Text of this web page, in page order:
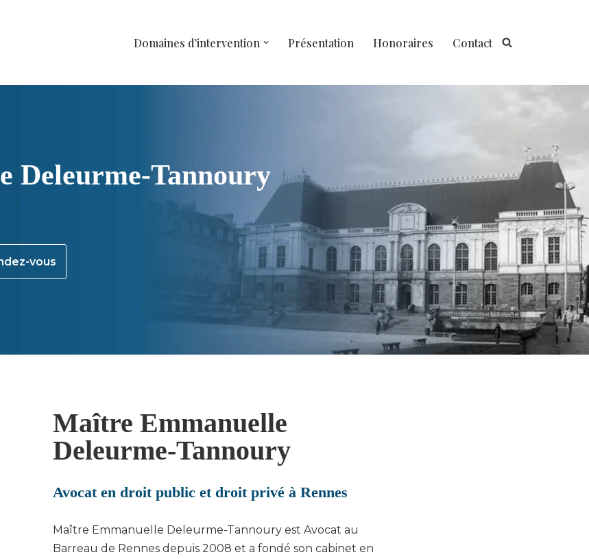
Domaines d’intervention Présentation Honoraires Contact
Deleurme-Tannoury
vous
Maître Emmanuelle
Deleurme-Tannoury
Avocat en droit public et droit privé à Rennes
Maître Emmanuelle Deleurme-Tannoury est Avocat au
Barreau de Rennes depuis 2008 et a fondé son cabinet en